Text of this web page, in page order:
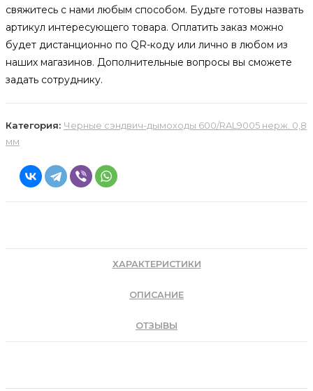
свяжитесь с нами любым способом. Будьте готовы назвать
артикул интересующего товара. Оплатить заказ можно
будет дистанционно по QR-коду или лично в любом из
наших магазинов. Дополнительные вопросы вы сможете
задать сотруднику.
Категория: Черные сэндвич-дымоходы 600/RAL9005 нерж. 0,8
мм
ХАРАКТЕРИСТИКИ
ОПИСАНИЕ
ОТЗЫВЫ